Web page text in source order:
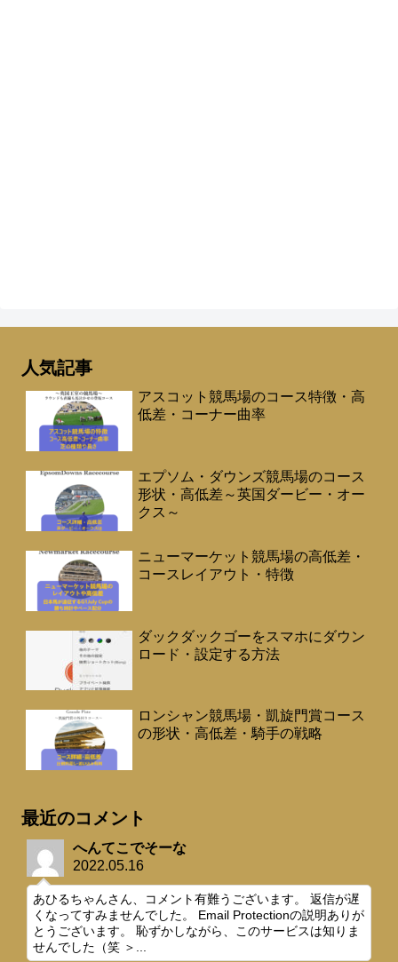
人気記事
アスコット競馬場のコース特徴・高
低差・コーナー曲率
エプソム・ダウンズ競馬場のコース
形状・高低差～英国ダービー・オー
クス～
ニューマーケット競馬場の高低差・
コースレイアウト・特徴
ダックダックゴーをスマホにダウン
ロード・設定する方法
ロンシャン競馬場・凱旋門賞コース
の形状・高低差・騎手の戦略
最近のコメント
へんてこでそーな
2022.05.16
あひるちゃんさん、コメント有難うございます。 返信が遅
くなってすみませんでした。 Email Protectionの説明ありが
とうございます。 恥ずかしながら、このサービスは知りま
せんでした（笑 ＞...